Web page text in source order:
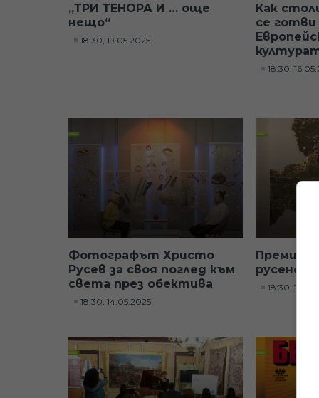
„ТРИ ТЕНОРА И … още
нещо“
18:30, 19.05.2025
Как
се
18:30,
Фотографът Христо
Русев за своя поглед към
света през обектива
18:30, 14.05.2025
русенска
18:30,